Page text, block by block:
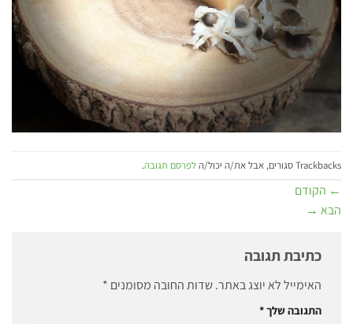
Trackbacks סגורים, אבל את/ה יכול/ה לפרסם תגובה.
← הקודם
הבא →
כתיבת תגובה
האימייל לא יוצג באתר.שדות החובה מסומנים *
התגובה שלך*